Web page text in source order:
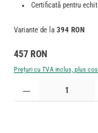
Certificată pentru
Variante de la 394 RON
Preț obișnuit:
457 RON
Prețuri cu TVA inclus, plus
Cantitate produs: